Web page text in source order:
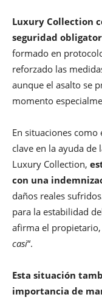
Luxury Collection
seguridad
formado en
reforzado las
aunque el asalto se
momento
En situaciones
clave en la ayuda de
Luxury Collection,
con una
daños reales
para la estabilidad
afirma el propietario,
casi“.
Esta situación
importancia de